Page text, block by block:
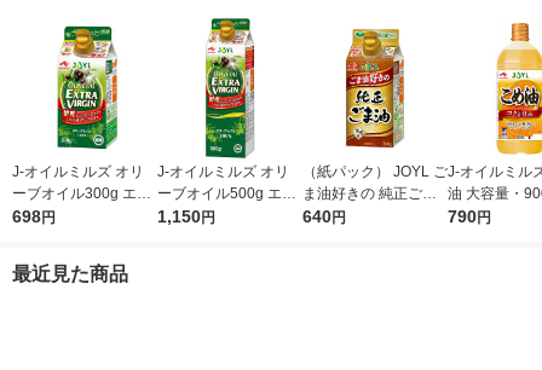
J-オイルミルズ オリ
ーブオイル300g エキ
ストラバージン スペ
L
698円
J-オイルミルズ オリ
ーブオイル500g エキ
ストラバージン スペ
1,150円
（紙パック） JOYL ご
ま油好きの 純正ごま
油 300g 1本 味の素 J-
640円
J-オイルミル
油 大容量・
ト 1本 JOYL
790円
最近見た商品